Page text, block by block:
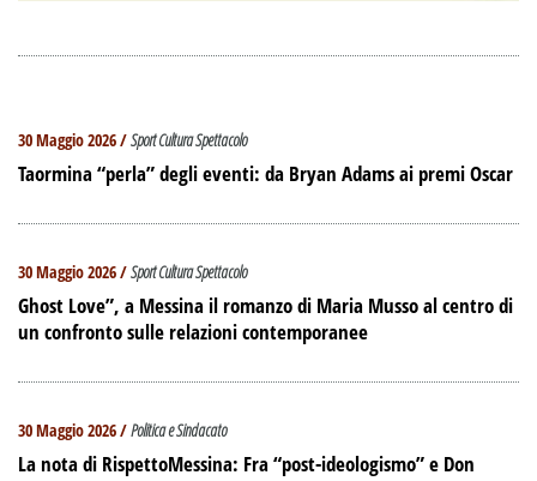
30 Maggio 2026 /Sport Cultura Spettacolo
Taormina “perla” degli eventi: da Bryan Adams ai premi Oscar
30 Maggio 2026 /Sport Cultura Spettacolo
Ghost Love”, a Messina il romanzo di Maria Musso al centro di
un confronto sulle relazioni contemporanee
30 Maggio 2026 /Politica e Sindacato
La nota di RispettoMessina: Fra “post-ideologismo” e Don